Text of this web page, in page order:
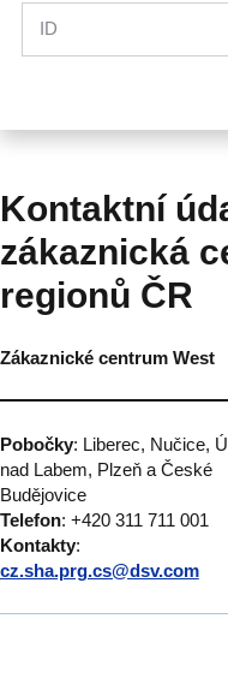
ID
Kontaktní
zákaznická
regionů ČR
Zákaznické centrum West
Pobočky: Liberec, Nučice,
nad Labem, Plzeň a České
Budějovice
Telefon: +420 311 711 001
Kontakty:
cz.sha.prg.cs@dsv.com